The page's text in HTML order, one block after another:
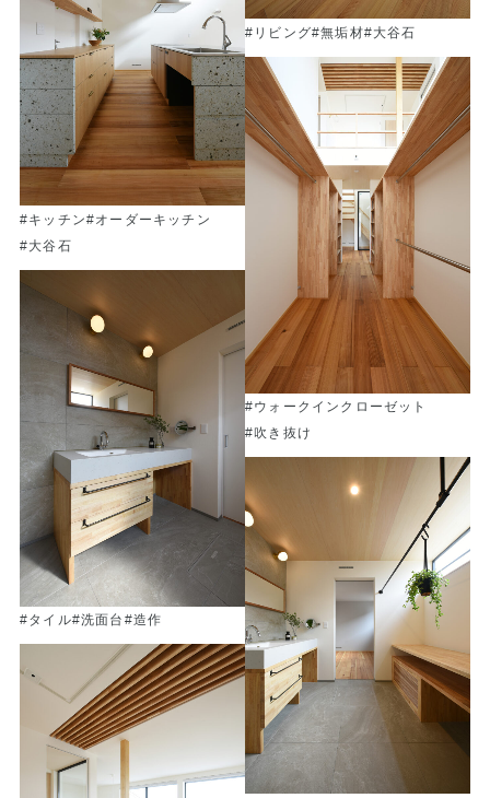
#リビング#無垢材#大谷石
#キッチン#オーダーキッチン
#大谷石
#ウォークインクローゼット
#吹き抜け
#タイル#洗面台 #造作